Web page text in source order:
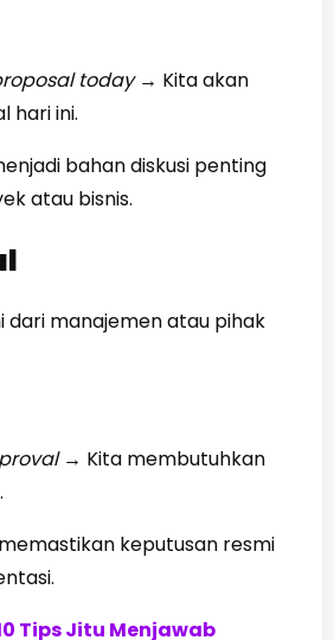
today → Kita akan
hari ini.
bahan diskusi penting
atau bisnis.
dari manajemen atau pihak
→ Kita membutuhkan
keputusan resmi
Tips Jitu Menjawab